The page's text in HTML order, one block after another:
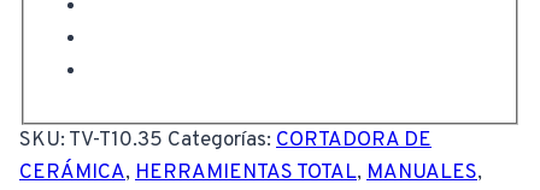
SKU: TV-T10.35 Categorías: CORTADORA DE
CERÁMICA, HERRAMIENTAS TOTAL, MANUALES,